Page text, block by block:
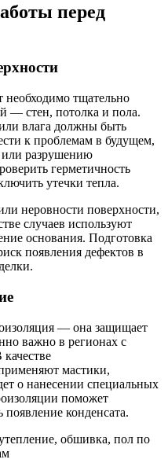
перед
необходимо тщательно
— стен, потолка и пола.
влага должны быть
к проблемам в будущем,
разрушению
герметичность
утечки тепла.
неровности поверхности,
случаев используют
основания. Подготовка
появления дефектов в
— она защищает
важно в регионах с
мастики,
о нанесении специальных
поможет
появление конденсата.